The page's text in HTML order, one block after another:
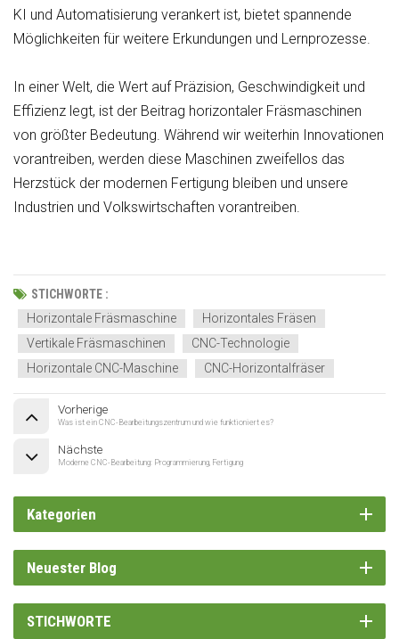
KI und Automatisierung verankert ist, bietet spannende
Möglichkeiten für weitere Erkundungen und Lernprozesse.
In einer Welt, die Wert auf Präzision, Geschwindigkeit und
Effizienz legt, ist der Beitrag horizontaler Fräsmaschinen
von größter Bedeutung. Während wir weiterhin Innovationen
vorantreiben, werden diese Maschinen zweifellos das
Herzstück der modernen Fertigung bleiben und unsere
Industrien und Volkswirtschaften vorantreiben.
STICHWORTE :
Horizontale Fräsmaschine
Horizontales Fräsen
Vertikale Fräsmaschinen
CNC-Technologie
Horizontale CNC-Maschine
CNC-Horizontalfräser
Vorherige
Was ist ein CNC-Bearbeitungszentrum und wie funktioniert es?
Nächste
Moderne CNC-Bearbeitung: Programmierung, Fertigung
Kategorien
Neuester Blog
STICHWORTE